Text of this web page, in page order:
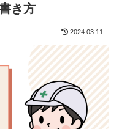
き方
2024.03.11